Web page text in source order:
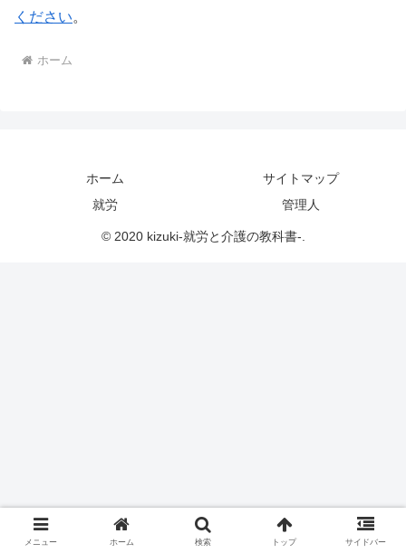
ください。
ホーム
ホーム
サイトマップ
就労
管理人
© 2020 kizuki-就労と介護の教科書-.
メニュー ホーム 検索 トップ サイドバー